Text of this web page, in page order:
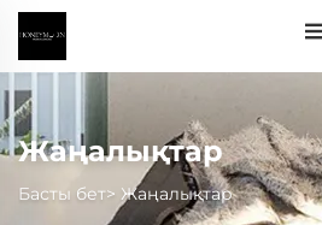
Жаңалықтар
Басты бет> Жаңалықтар